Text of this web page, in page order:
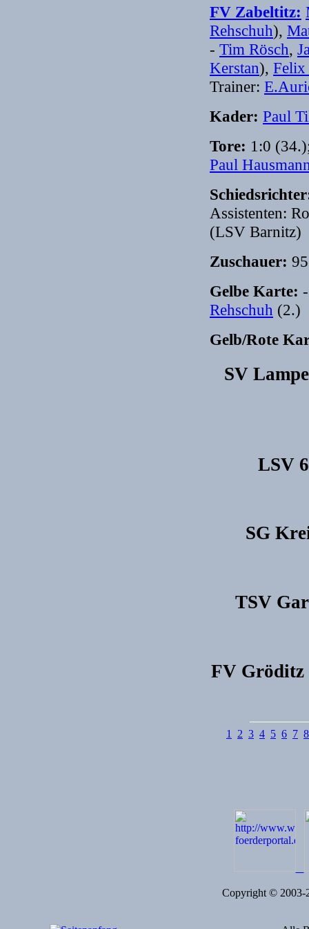
FV Zabeltitz:
Rehschuh),
- Tim Rösch,
Kerstan), Felix
Trainer:
Kader: Paul
Tore: 1:0
Paul
Assistenten:
(LSV Barnitz)
Zuschauer: 95
Gelbe Karte:
Rehschuh (2.)
Gelb/Rote
SV
LSV
SG
TSV
FV Gröditz
1 2 3 4 5 6 7 8
Copyright ©